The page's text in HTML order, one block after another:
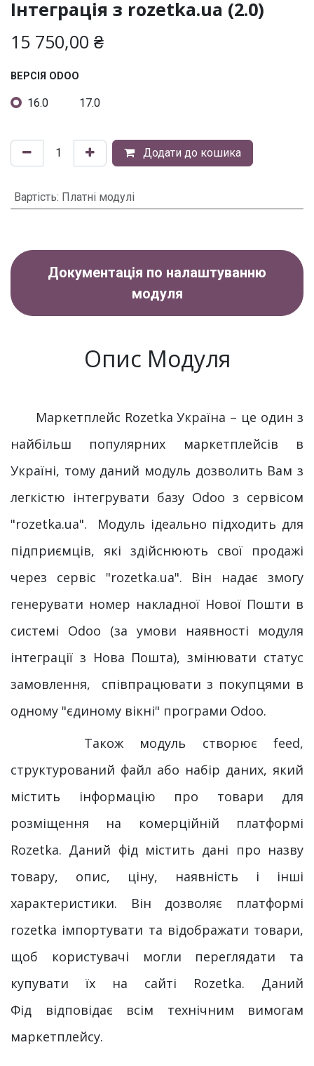
Інтеграція з rozetka.ua (2.0)
15 750,00 ₴
ВЕРСІЯ ODOO
16.0 17.0
Додати до кошика
Вартість: Платні модулі
Документація по налаштуванню
модуля
Опис Модуля
Маркетплейс Rozetka Україна – це один з
найбільш популярних маркетплейсів в
Україні, тому даний модуль дозволить Вам з
легкістю інтегрувати базу Odoo з сервісом
"rozetka.ua". Модуль ідеально підходить для
підприємців, які здійснюють свої продажі
через сервіс "rozetka.ua". Він надає змогу
генерувати номер накладної Нової Пошти в
системі Odoo (за умови наявності модуля
інтеграції з Нова Пошта), змінювати статус
замовлення, співпрацювати з покупцями в
одному "єдиному вікні" програми Odoo.
Також модуль створює feed,
структурований файл або набір даних, який
містить інформацію про товари для
розміщення на комерційній платформі
Rozetka. Даний фід містить дані про назву
товару, опис, ціну, наявність і інші
характеристики. Він дозволяє платформі
rozetka імпортувати та відображати товари,
щоб користувачі могли переглядати та
купувати їх на сайті Rozetka. Даний
Фід відповідає всім технічним вимогам
маркетплейсу.